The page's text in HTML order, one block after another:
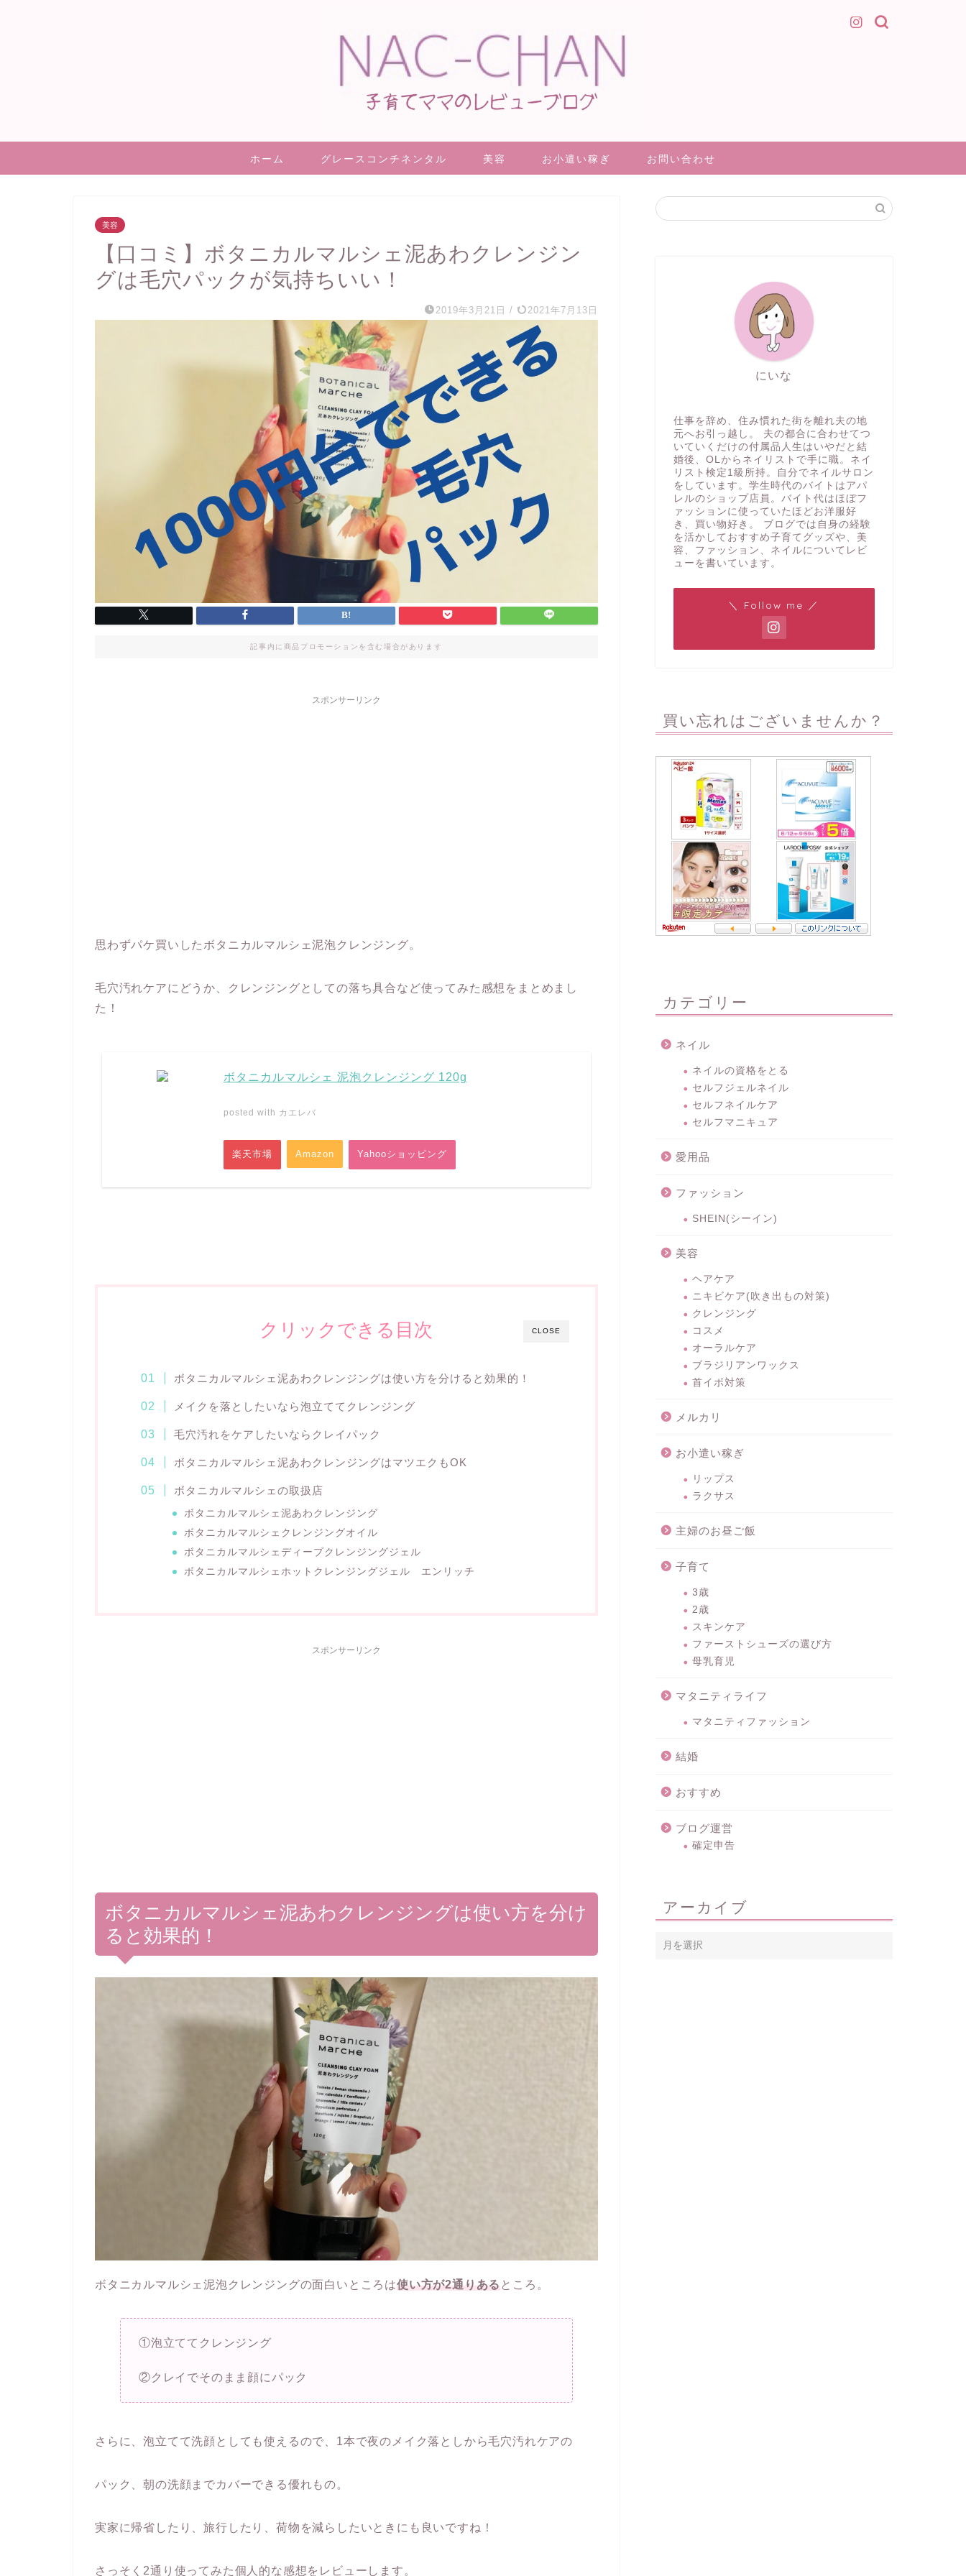
ホーム グレースコンチネンタル 美容 お小遣い稼ぎ お問い合わせ
美容
【口コミ】ボタニカルマルシェ泥あわクレンジン
グは毛穴パックが気持ちいい！
2019年3月21日 / 2021年7月13日
記事内に商品プロモーションを含む場合があります
スポンサーリンク
思わずパケ買いしたボタニカルマルシェ泥泡クレンジング。
毛穴汚れケアにどうか、クレンジングとしての落ち具合など使ってみた感想をまとめまし
た！
ボタニカルマルシェ 泥泡クレンジング 120g
posted with カエレバ
楽天市場 Amazon Yahooショッピング
CLOSE
クリックできる目次
ボタニカルマルシェ泥あわクレンジングは使い方を分けると効果的！
メイクを落としたいなら泡立ててクレンジング
毛穴汚れをケアしたいならクレイパック
ボタニカルマルシェ泥あわクレンジングはマツエクもOK
ボタニカルマルシェの取扱店
ボタニカルマルシェ泥あわクレンジング
ボタニカルマルシェクレンジングオイル
ボタニカルマルシェディープクレンジングジェル
ボタニカルマルシェホットクレンジングジェル エンリッチ
スポンサーリンク
ボタニカルマルシェ泥あわクレンジングは使い方を分け
ると効果的！
ボタニカルマルシェ泥泡クレンジングの面白いところは使い方が2通りあるところ。
①泡立ててクレンジング
②クレイでそのまま顔にパック
さらに、泡立てて洗顔としても使えるので、1本で夜のメイク落としから毛穴汚れケアの
パック、朝の洗顔までカバーできる優れもの。
実家に帰省したり、旅行したり、荷物を減らしたいときにも良いですね！
さっそく2通り使ってみた個人的な感想をレビューします。
にいな
仕事を辞め、住み慣れた街を離れ夫の地
元へお引っ越し。 夫の都合に合わせてつ
いていくだけの付属品人生はいやだと結
婚後、OLからネイリストで手に職。ネイ
リスト検定1級所持。自分でネイルサロン
をしています。学生時代のバイトはアパ
レルのショップ店員。バイト代はほぼフ
ァッションに使っていたほどお洋服好
き、買い物好き。 ブログでは自身の経験
を活かしておすすめ子育てグッズや、美
容、ファッション、ネイルについてレビ
ューを書いています。
＼ Follow me ／
買い忘れはございませんか？
カテゴリー
ネイル
ネイルの資格をとる
セルフジェルネイル
セルフネイルケア
セルフマニキュア
愛用品
ファッション
SHEIN(シーイン)
美容
ヘアケア
ニキビケア(吹き出もの対策)
クレンジング
コスメ
オーラルケア
ブラジリアンワックス
首イボ対策
メルカリ
お小遣い稼ぎ
リップス
ラクサス
主婦のお昼ご飯
子育て
3歳
2歳
スキンケア
ファーストシューズの選び方
母乳育児
マタニティライフ
マタニティファッション
結婚
おすすめ
ブログ運営
確定申告
アーカイブ